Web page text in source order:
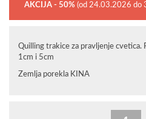
AKCIJA - 50% (od 24.03.2026 do
Quilling trakice za pravljenje cvetica.
1cm i 5cm
Zemlja porekla KINA